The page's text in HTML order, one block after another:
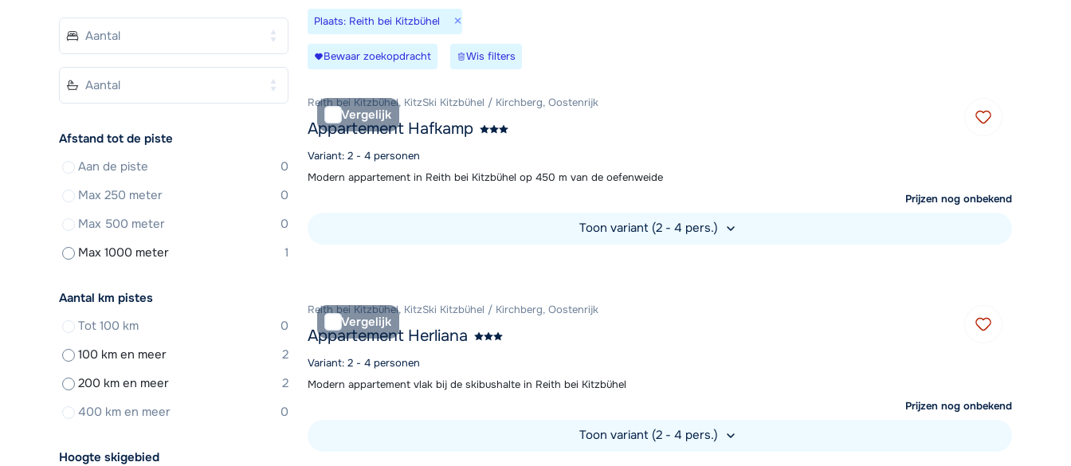
Plaats: Reith bei Kitzbühel ×
Bewaar zoekopdracht Wis filters
Vergelijk
Reith bei Kitzbühel, KitzSki Kitzbühel / Kirchberg, Oostenrijk
Appartement Hafkamp
Variant: 2 - 4 personen
Modern appartement in Reith bei Kitzbühel op 450 m van de oefenweide
Prijzen nog onbekend
Toon variant (2 - 4 pers.)
Vergelijk
Reith bei Kitzbühel, KitzSki Kitzbühel / Kirchberg, Oostenrijk
Appartement Herliana
Variant: 2 - 4 personen
Modern appartement vlak bij de skibushalte in Reith bei Kitzbühel
Prijzen nog onbekend
Toon variant (2 - 4 pers.)
Afstand tot de piste
Aan de piste
0
Max 250 meter
0
Max 500 meter
0
Max 1000 meter
1
Aantal km pistes
Tot 100 km
0
100 km en meer
2
200 km en meer
2
400 km en meer
0
Hoogte skigebied